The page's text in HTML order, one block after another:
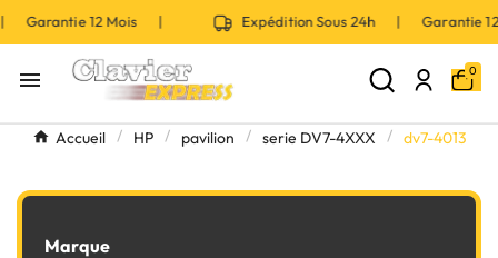
Garantie 12 Mois | Expédition Sous 24h | Garantie
 0
Accueil HP pavilion serie DV7-4XXX dv7-4013
Marque